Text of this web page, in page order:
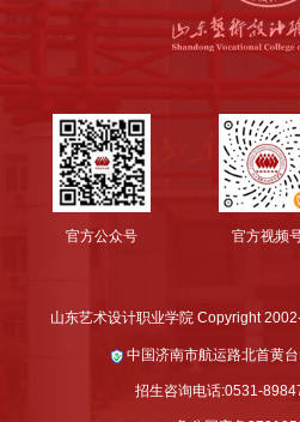
山东艺术设计职业学院 Copyright
中国济南市航运路北首黄
招生咨询电话:0531-
官方公众号 官方视频